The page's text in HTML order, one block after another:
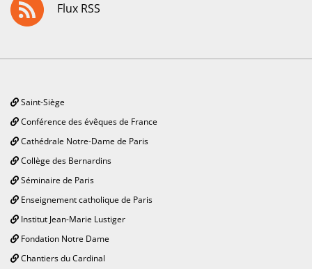
Flux RSS
Saint-Siège
Conférence des évêques de France
Cathédrale Notre-Dame de Paris
Collège des Bernardins
Séminaire de Paris
Enseignement catholique de Paris
Institut Jean-Marie Lustiger
Fondation Notre Dame
Chantiers du Cardinal